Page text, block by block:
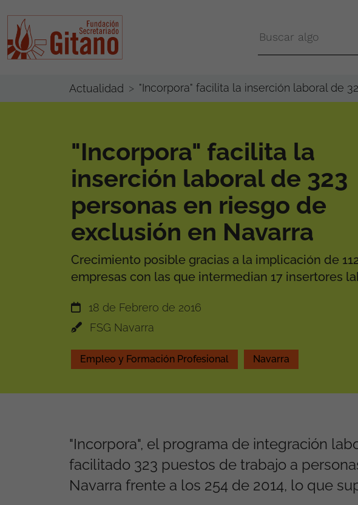
Actualidad "Incorpora" facilita la inserción laboral de
"Incorpora" facilita la
inserción laboral de 323
personas en riesgo de
exclusión en Navarra
Crecimiento posible gracias a la implicación de
empresas con las que intermedian 17 insertores
18 de Febrero de 2016
FSG Navarra
Empleo y Formación Profesional Navarra
"Incorpora", el programa de integración
facilitado 323 puestos de trabajo a
Navarra frente a los 254 de 2014, lo que